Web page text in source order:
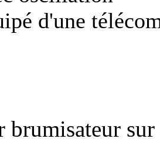
d'une
brumisateur